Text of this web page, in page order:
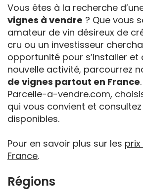
Vous êtes à la recherche
vignes à vendre ? Que vous
amateur de vin désireux de
cru ou un investisseur
opportunité pour s’installer
nouvelle activité, parcourrez
de vignes partout en France
Parcelle-a-vendre.com,
qui vous convient et
disponibles.
Pour en savoir plus sur les
France.
Régions